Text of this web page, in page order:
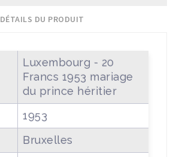
DÉTAILS DU PRODUIT
Luxembourg - 20
Francs 1953 mariage
du prince héritier
1953
Bruxelles